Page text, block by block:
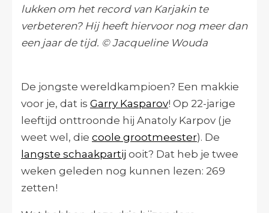
lukken om het record van Karjakin te
verbeteren? Hij heeft hiervoor nog meer dan
een jaar de tijd. © Jacqueline Wouda
De jongste wereldkampioen? Een makkie
voor je, dat is Garry Kasparov! Op 22-jarige
leeftijd onttroonde hij Anatoly Karpov (je
weet wel, die coole grootmeester). De
langste schaakpartij ooit? Dat heb je twee
weken geleden nog kunnen lezen: 269
zetten!